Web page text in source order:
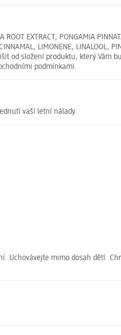
EXTRACT, PONGAMIA
LIMONENE, LINALOOL,
od složení produktu, který Vám
podmínkami.
vaší letní nálady.
Uchovávejte mimo dosah dětí.